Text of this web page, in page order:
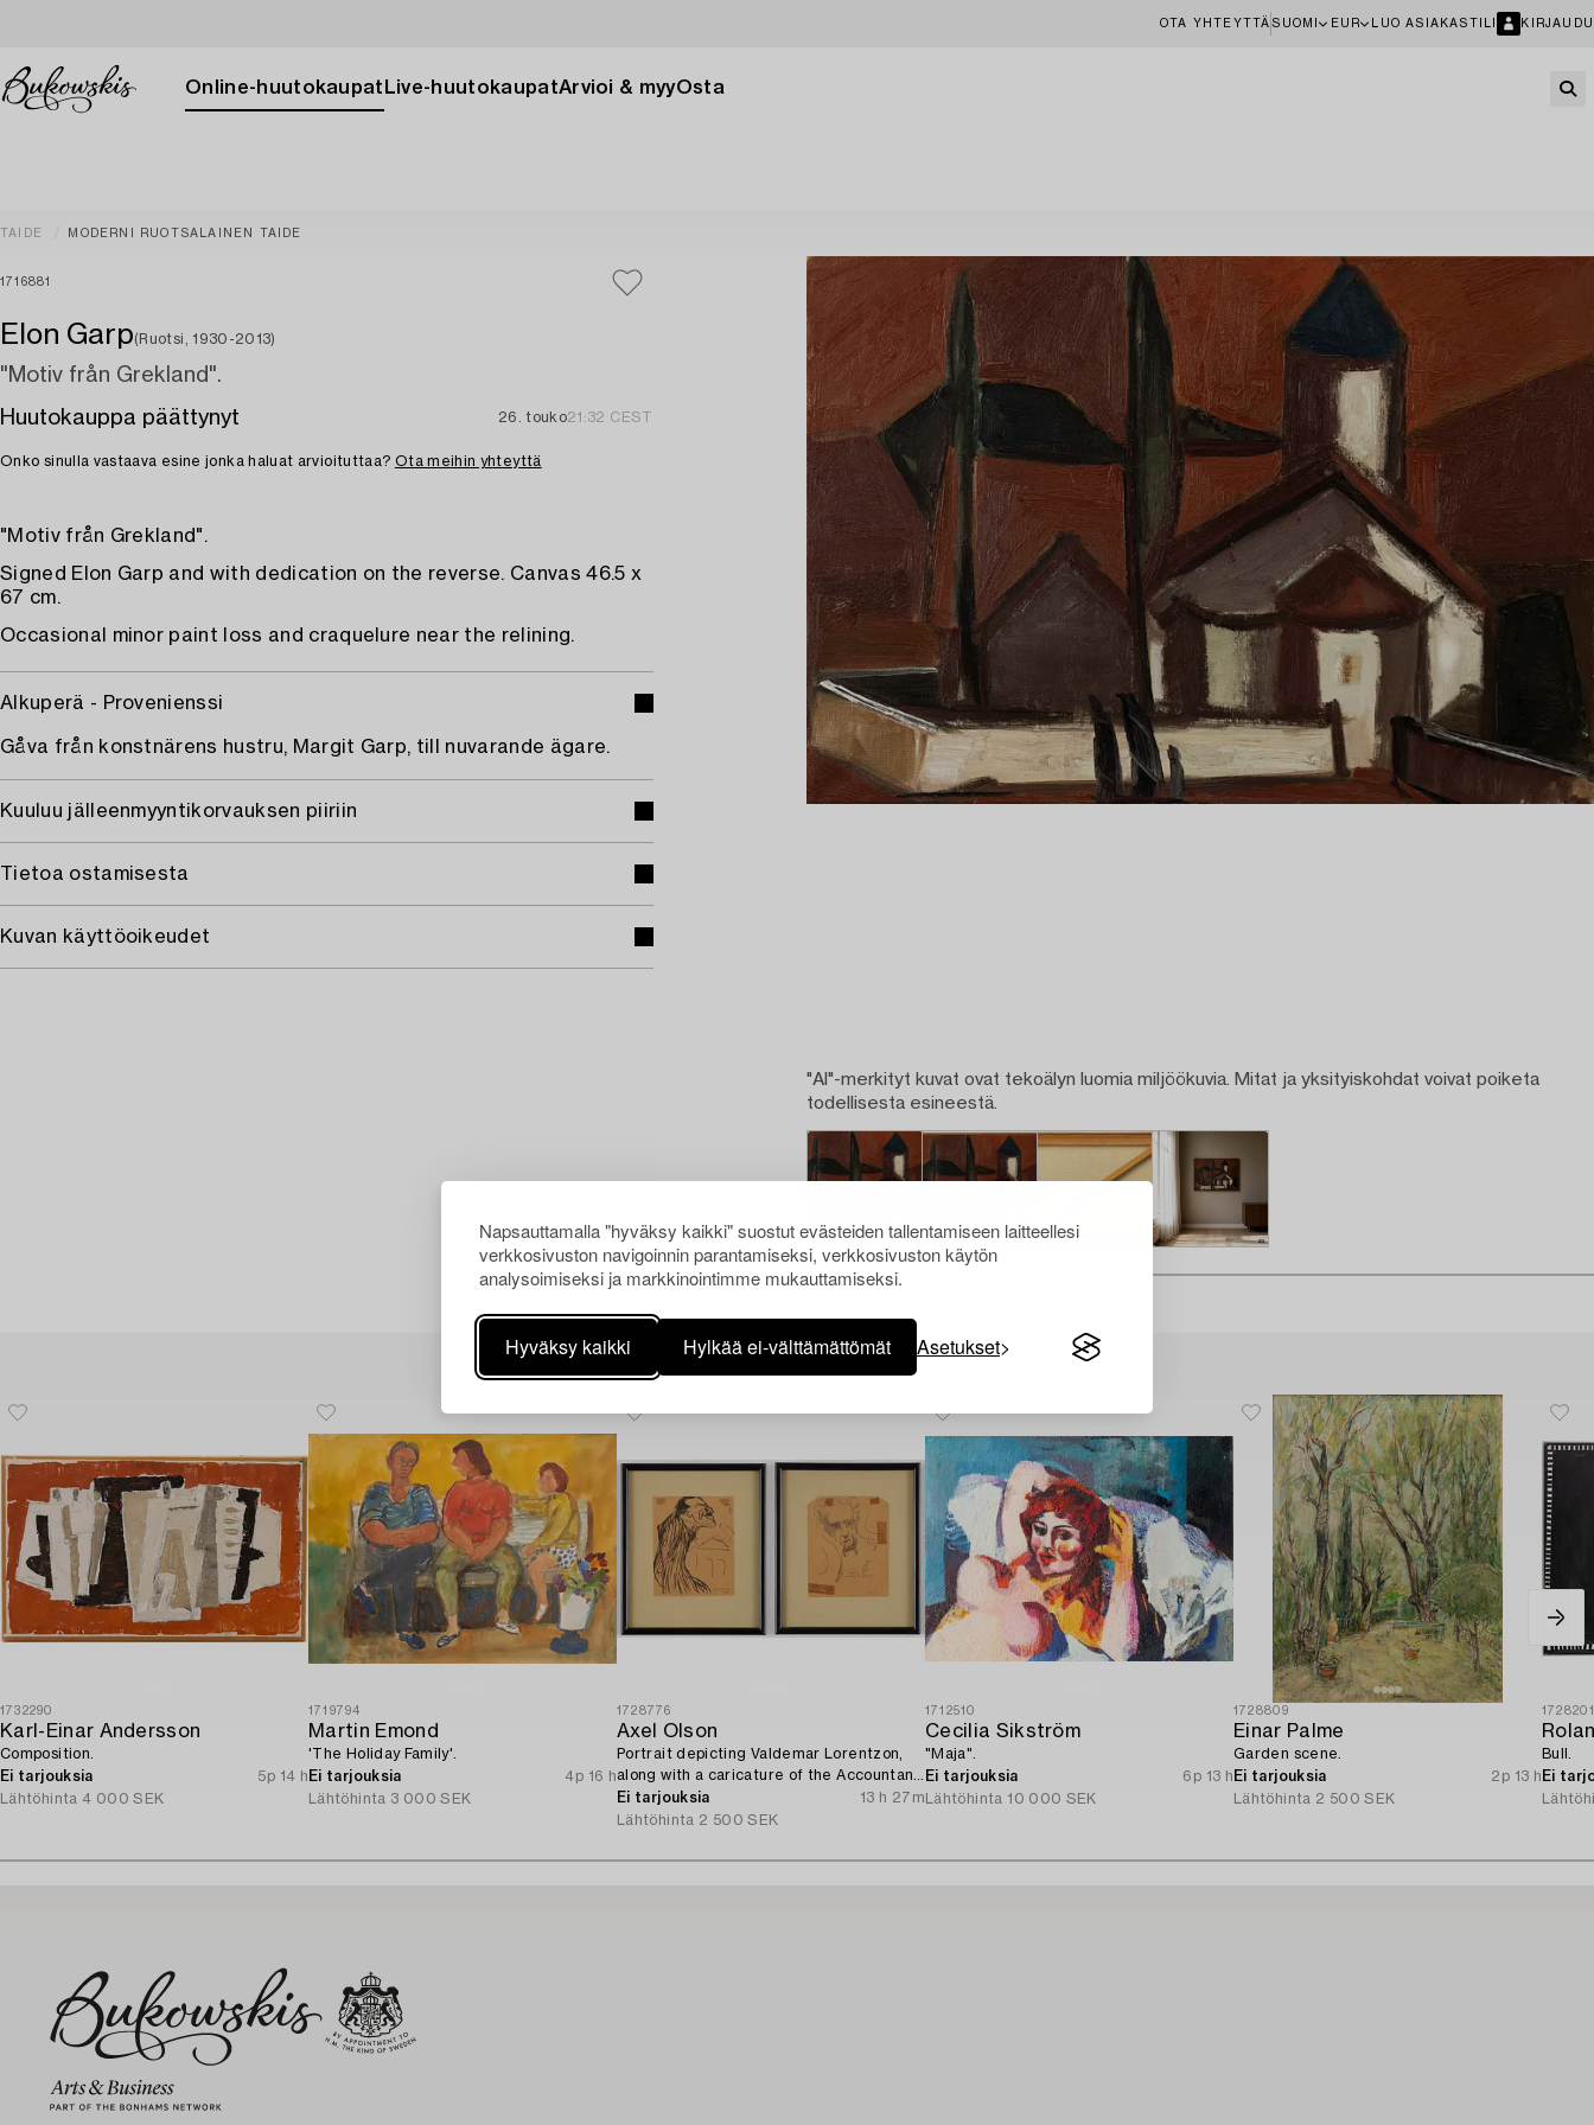
Napsauttamalla "hyväksy kaikki" suostut evästeiden tallentamiseen laitteellesi
verkkosivuston navigoinnin parantamiseksi, verkkosivuston käytön
analysoimiseksi ja markkinointimme mukauttamiseksi.
Hyväksy kaikki Hylkää ei-välttämättömät Asetukset
OTA YHTEYTTÄ SUOMI EUR LUO ASIAKASTILI KIRJAUDU
Online-huutokaupat Live-huutokaupatArvioi & myyOsta
TAIDE MODERNI RUOTSALAINEN TAIDE
1716881
Elon Garp(Ruotsi, 1930-2013)
"Motiv från Grekland".
Huutokauppa päättynyt
26. touko21:32 CEST
Onko sinulla vastaava esine jonka haluat arvioituttaa? Ota meihin yhteyttä
"Motiv från Grekland".
Signed Elon Garp and with dedication on the reverse. Canvas 46.5 x
67 cm.
Occasional minor paint loss and craquelure near the relining.
Alkuperä - Provenienssi
Gåva från konstnärens hustru, Margit Garp, till nuvarande ägare.
Kuuluu jälleenmyyntikorvauksen piiriin
Tietoa ostamisesta
Kuvan käyttöoikeudet
"AI"-merkityt kuvat ovat tekoälyn luomia miljöökuvia. Mitat ja yksityiskohdat voivat poiketa
todellisesta esineestä.
Muiden katsomia kohteita
1732290
Karl-Einar Andersson
Composition.
Ei tarjouksia
5p 14 h
Lähtöhinta 4 000 SEK
1719794
Martin Emond
'The Holiday Family'.
Ei tarjouksia
4p 16 h
Lähtöhinta 3 000 SEK
1728776
Axel Olson
Portrait depicting Valdemar Lorentzon,
along with a caricature of the Accountant
Ingvarsson.
Ei tarjouksia
13 h 27m
Lähtöhinta 2 500 SEK
1712510
Cecilia Sikström
"Maja".
Ei tarjouksia
6p 13 h
Lähtöhinta 10 000 SEK
1728809
Einar Palme
Garden scene.
Ei tarjouksia
2p 13 h
Lähtöhinta 2 500 SEK
Bull.
Ei